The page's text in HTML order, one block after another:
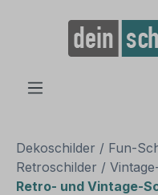
springen
Dekoschilder / Fun-
Retroschilder /
Retro- und Vintage-